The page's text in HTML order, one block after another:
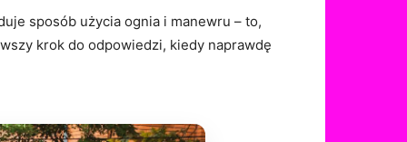
sposób użycia ognia i manewru – to,
krok do odpowiedzi, kiedy naprawdę